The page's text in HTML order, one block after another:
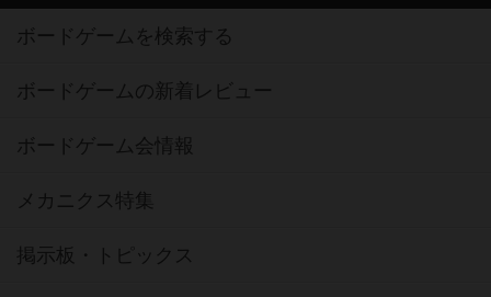
ボードゲームを検索する
ボードゲームの新着レビュー
ボードゲーム会情報
メカニクス特集
掲示板・トピックス